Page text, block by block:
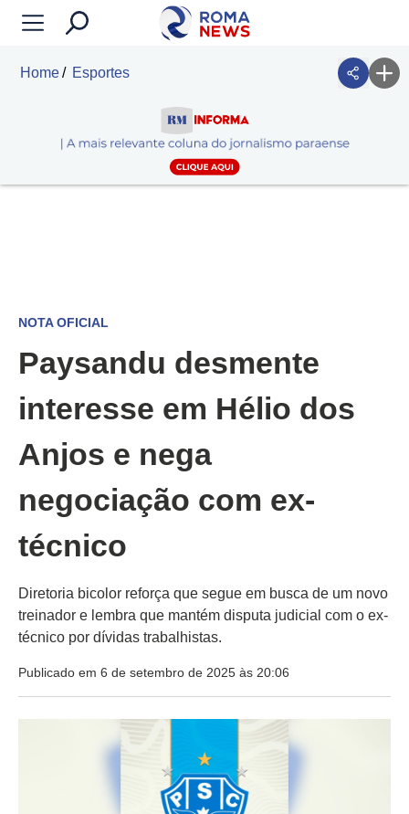
Home Esportes
NOTA OFICIAL
Paysandu desmente
interesse em Hélio dos
Anjos e nega
negociação com ex-
técnico
Diretoria bicolor reforça que segue em busca de um novo
treinador e lembra que mantém disputa judicial com o ex-
técnico por dívidas trabalhistas.
Publicado em 6 de setembro de 2025 às 20:06